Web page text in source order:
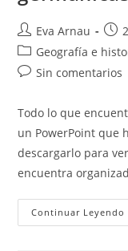
Autor
de
la
entrada:
Eva Arnau
de
Categoría
de
Geografía e
Comentarios
la
entrada:
Sin comentarios
Todo lo que
un PowerPoint que
descargarlo para
encuentra
Continuar Leyendo